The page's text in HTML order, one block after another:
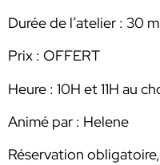
Durée de l’atelier : 30
Prix : OFFERT
Heure : 10H et 11H au
Animé par : Helene
Réservation